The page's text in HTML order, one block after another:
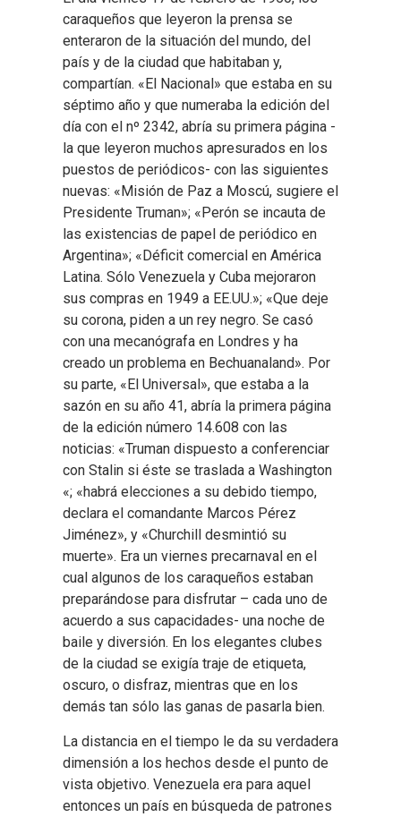
caraqueños que leyeron la prensa se
enteraron de la situación del mundo, del
país y de la ciudad que habitaban y,
compartían. «El Nacional» que estaba en su
séptimo año y que numeraba la edición del
día con el nº 2342, abría su primera página -
la que leyeron muchos apresurados en los
puestos de periódicos- con las siguientes
nuevas: «Misión de Paz a Moscú, sugiere el
Presidente Truman»; «Perón se incauta de
las existencias de papel de periódico en
Argentina»; «Déficit comercial en América
Latina. Sólo Venezuela y Cuba mejoraron
sus compras en 1949 a EE.UU.»; «Que deje
su corona, piden a un rey negro. Se casó
con una mecanógrafa en Londres y ha
creado un problema en Bechuanaland». Por
su parte, «El Universal», que estaba a la
sazón en su año 41, abría la primera página
de la edición número 14.608 con las
noticias: «Truman dispuesto a conferenciar
con Stalin si éste se traslada a Washington
«; «habrá elecciones a su debido tiempo,
declara el comandante Marcos Pérez
Jiménez», y «Churchill desmintió su
muerte». Era un viernes precarnaval en el
cual algunos de los caraqueños estaban
preparándose para disfrutar – cada uno de
acuerdo a sus capacidades- una noche de
baile y diversión. En los elegantes clubes
de la ciudad se exigía traje de etiqueta,
oscuro, o disfraz, mientras que en los
demás tan sólo las ganas de pasarla bien.
La distancia en el tiempo le da su verdadera
dimensión a los hechos desde el punto de
vista objetivo. Venezuela era para aquel
entonces un país en búsqueda de patrones